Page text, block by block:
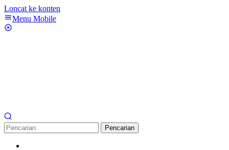
Loncat ke konten
Menu Mobile
Pencarian